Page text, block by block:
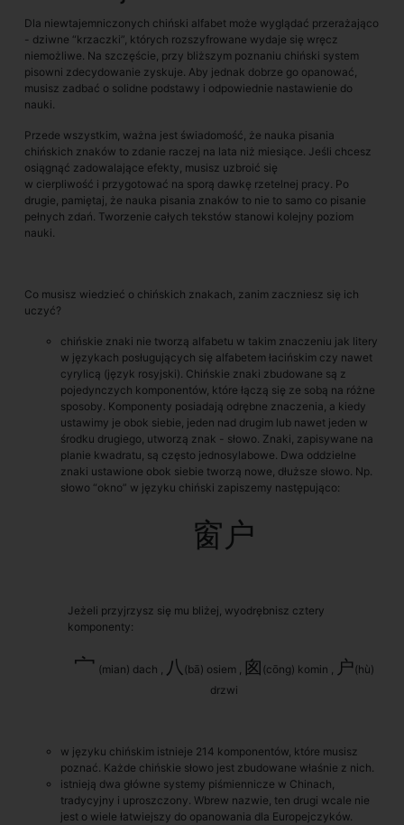
Dla niewtajemniczonych chiński alfabet może wyglądać przerażająco
- dziwne “krzaczki”, których rozszyfrowane wydaje się wręcz
niemożliwe. Na szczęście, przy bliższym poznaniu chiński system
pisowni zdecydowanie zyskuje. Aby jednak dobrze go opanować,
musisz zadbać o solidne podstawy i odpowiednie nastawienie do
nauki.
Przede wszystkim, ważna jest świadomość, że nauka pisania
chińskich znaków to zdanie raczej na lata niż miesiące. Jeśli chcesz
osiągnąć zadowalające efekty, musisz uzbroić się
w cierpliwość i przygotować na sporą dawkę rzetelnej pracy. Po
drugie, pamiętaj, że nauka pisania znaków to nie to samo co pisanie
pełnych zdań. Tworzenie całych tekstów stanowi kolejny poziom
nauki.
Co musisz wiedzieć o chińskich znakach, zanim zaczniesz się ich
uczyć?
chińskie znaki nie tworzą alfabetu w takim znaczeniu jak litery
w językach posługujących się alfabetem łacińskim czy nawet
cyrylicą (język rosyjski). Chińskie znaki zbudowane są z
pojedynczych komponentów, które łączą się ze sobą na różne
sposoby. Komponenty posiadają odrębne znaczenia, a kiedy
ustawimy je obok siebie, jeden nad drugim lub nawet jeden w
środku drugiego, utworzą znak - słowo. Znaki, zapisywane na
planie kwadratu, są często jednosylabowe. Dwa oddzielne
znaki ustawione obok siebie tworzą nowe, dłuższe słowo. Np.
słowo “okno” w języku chiński zapiszemy następująco:
窗户
Jeżeli przyjrzysz się mu bliżej, wyodrębnisz cztery
komponenty:
宀 (mian) dach , 八 (bā) osiem , 囪 (cōng) komin , 户 (hù)
drzwi
w języku chińskim istnieje 214 komponentów, które musisz
poznać. Każde chińskie słowo jest zbudowane właśnie z nich.
istnieją dwa główne systemy piśmiennicze w Chinach,
tradycyjny i uproszczony. Wbrew nazwie, ten drugi wcale nie
jest o wiele łatwiejszy do opanowania dla Europejczyków.